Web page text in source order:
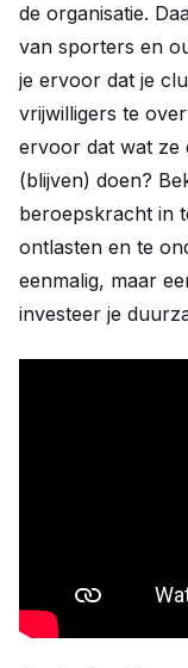
de organisatie.
van sporters en
je ervoor dat je
vrijwilligers te
ervoor dat wat ze
(blijven) doen?
beroepskracht in
ontlasten en te
eenmalig, maar
investeer je